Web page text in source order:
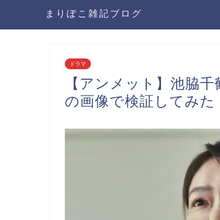
まりぽこ雑記ブログ
ドラマ
【アンメット】池脇
の画像で検証してみた